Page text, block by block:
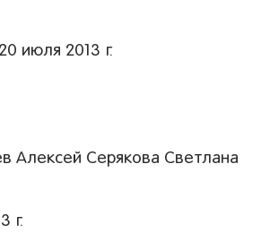
июля 2013 г.
Алексей Серякова Светлана
г.